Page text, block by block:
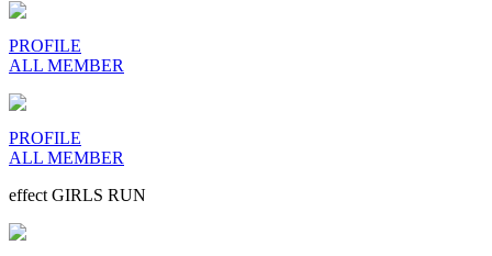
PROFILE
ALL MEMBER
PROFILE
ALL MEMBER
effect GIRLS RUN